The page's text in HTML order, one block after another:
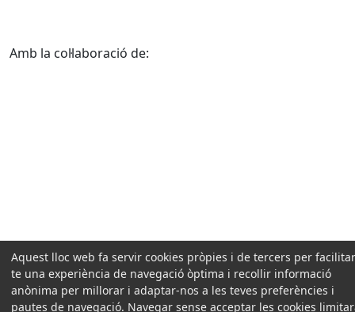
Amb la col·laboració de:
Aquest lloc web fa servir cookies pròpies i de tercers per
te una experiència de navegació òptima i recollir informació
anònima per millorar i adaptar-nos a les teves preferències i
pautes de navegació. Navegar sense acceptar les cookies